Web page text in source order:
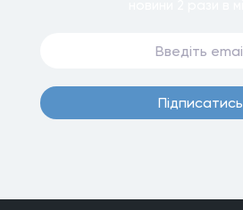
Пiдписатись